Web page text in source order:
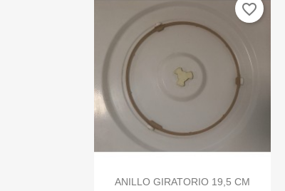
Vista rápida
ANILLO GIRATORIO 19,5 CM
favorite_border